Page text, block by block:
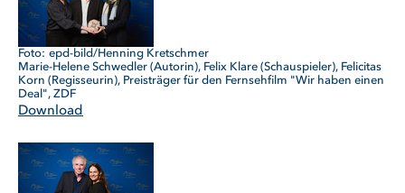
epd-bild/Henning Kretschmer
Marie-Helene Schwedler (Autorin), Felix Klare (Schauspieler), Felicitas
Korn (Regisseurin), Preisträger für den Fernsehfilm "Wir haben einen
Deal", ZDF
Download